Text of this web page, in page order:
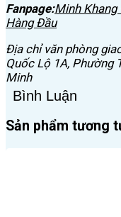
Fanpage:Minh Khang
Hàng Đầu
Địa chỉ văn phòng
Quốc Lộ 1A, Phường
Minh
Bình Luận
Sản phẩm tương